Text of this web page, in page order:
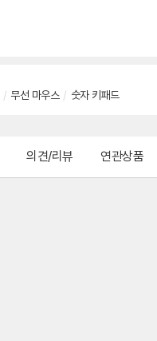
/ 무선 마우스 / 숫자 키패드
의견/리뷰 연관상품